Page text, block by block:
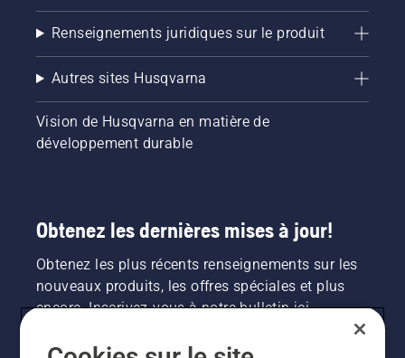
Renseignements juridiques sur le produit
Autres sites Husqvarna
Vision de Husqvarna en matière de
développement durable
Obtenez les dernières mises à jour!
Obtenez les plus récents renseignements sur les
nouveaux produits, les offres spéciales et plus
encore. Inscrivez-vous à notre bulletin ici.